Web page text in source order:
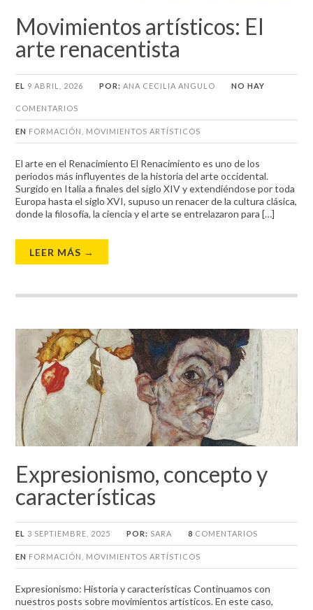
Movimientos artísticos: El
arte renacentista
EL 9 ABRIL, 2026 POR:ANA CECILIA ANGULO NO HAY
COMENTARIOS
EN FORMACIÓN MOVIMIENTOS ARTÍSTICOS
El arte en el Renacimiento El Renacimiento es uno de los
periodos más influyentes de la historia del arte occidental.
Surgido en Italia a finales del siglo XIV y extendiéndose por toda
Europa hasta el siglo XVI, supuso un renacer de la cultura clásica,
donde la filosofía, la ciencia y el arte se entrelazaron para […]
LEER MÁS →
Expresionismo, concepto y
características
EL 3 SEPTIEMBRE, 2025 POR: SARA 8 COMENTARIOS
EN FORMACIÓN MOVIMIENTOS ARTÍSTICOS
Expresionismo: Historia y características Continuamos con
nuestros posts sobre movimientos artísticos. En este caso,